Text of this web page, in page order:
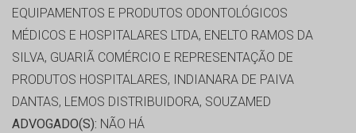
EQUIPAMENTOS E PRODUTOS ODONTOLÓGICOS
MÉDICOS E HOSPITALARES LTDA, ENELTO RAMOS DA
SILVA, GUARIÃ COMÉRCIO E REPRESENTAÇÃO DE
PRODUTOS HOSPITALARES, INDIANARA DE PAIVA
DANTAS, LEMOS DISTRIBUIDORA, SOUZAMED
ADVOGADO(S): NÃO HÁ